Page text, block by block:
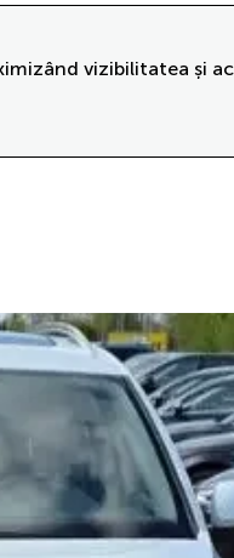
vizibilitatea și